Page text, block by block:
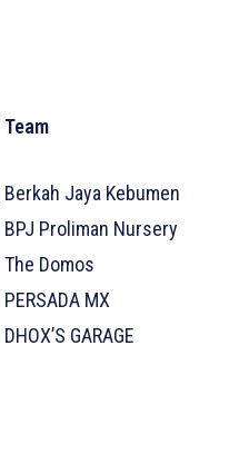
Team
Berkah Jaya Kebumen
BPJ Proliman Nursery
The Domos
PERSADA MX
DHOX’S GARAGE